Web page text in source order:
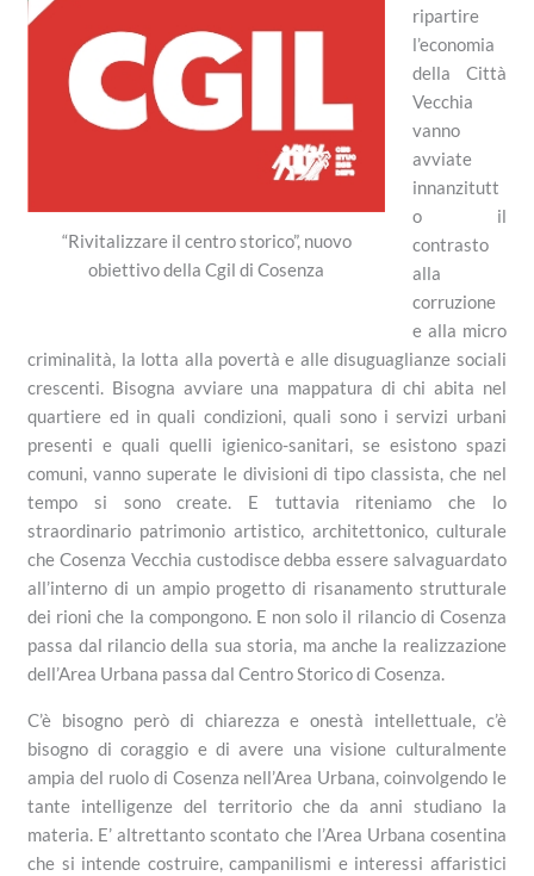
“Rivitalizzare il centro storico”, nuovo
obiettivo della Cgil di Cosenza
ripartire
l’economia
della Città
Vecchia
vanno
avviate
innanzitutt
o il
contrasto
alla
corruzione
e alla micro
criminalità, la lotta alla povertà e alle disuguaglianze sociali
crescenti. Bisogna avviareuna mappatura di chi abita nel
quartiere ed in quali condizioni, quali sono i servizi urbani
presenti e quali quelli igienico-sanitari, se esistono spazi
comuni, vanno superate le divisioni di tipo classista, che nel
tempo si sono create. E tuttavia riteniamo che lo
straordinario patrimonio artistico, architettonico, culturale
che Cosenza Vecchia custodisce debba essere salvaguardato
all’interno di un ampio progetto di risanamento strutturale
dei rioni che la compongono. E non solo il rilancio di Cosenza
passa dal rilancio della sua storia, ma anche la realizzazione
dell’Area Urbana passa dal Centro Storico di Cosenza.
C’è bisogno però di chiarezza e onestà intellettuale, c’è
bisogno di coraggio e di avere una visione culturalmente
ampia del ruolo di Cosenza nell’Area Urbana, coinvolgendo le
tante intelligenze del territorio che da anni studiano la
materia. E’ altrettanto scontato che l’Area Urbana cosentina
che si intende costruire, campanilismi e interessi affaristici